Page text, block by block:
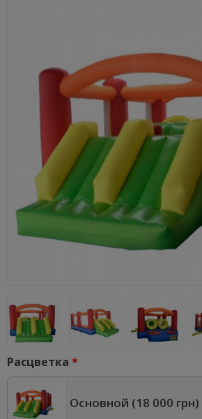
Расцветка
Основной (18 000 грн)